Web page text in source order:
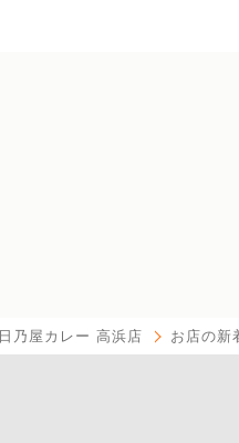
日乃屋カレー 高浜店 お店の新